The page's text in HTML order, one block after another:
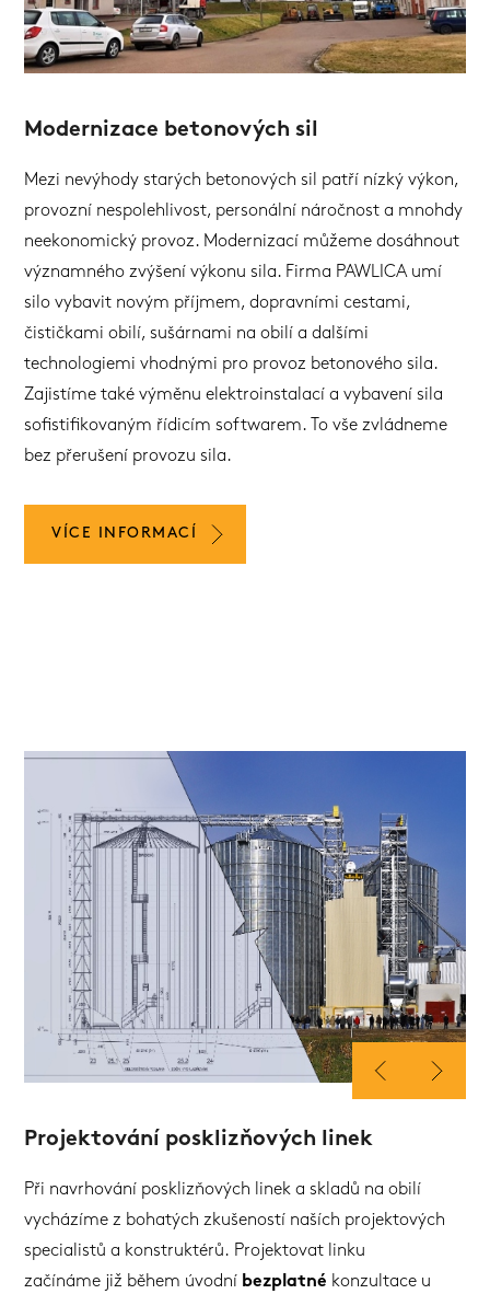
Modernizace betonových sil
Mezi nevýhody starých betonových sil patří nízký výkon,
provozní nespolehlivost, personální náročnost a mnohdy
neekonomický provoz. Modernizací můžeme dosáhnout
významného zvýšení výkonu sila. Firma PAWLICA umí
silo vybavit novým příjmem, dopravními cestami,
čističkami obilí, sušárnami na obilí a dalšími
technologiemi vhodnými pro provoz betonového sila.
Zajistíme také výměnu elektroinstalací a vybavení sila
sofistifikovaným řídicím softwarem. To vše zvládneme
bez přerušení provozu sila.
VÍCE INFORMACÍ
Projektování posklizňových linek
Při navrhování posklizňových linek a skladů na obilí
vycházíme z bohatých zkušeností naších projektových
specialistů a konstruktérů. Projektovat linku
začínáme již během úvodní bezplatné konzultace u